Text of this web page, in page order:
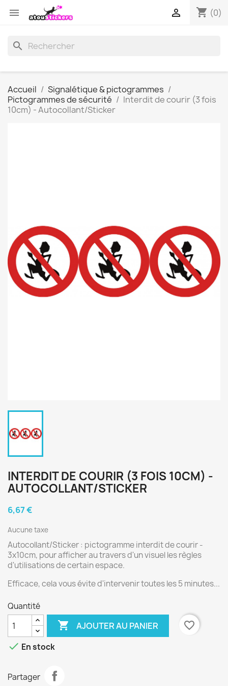
 shopping_cart (0)

search
Accueil
Signalétique & pictogrammes
Pictogrammes de sécurité
Interdit de courir (3 fois
10cm) - Autocollant/Sticker
INTERDIT DE COURIR (3 FOIS 10CM) -
AUTOCOLLANT/STICKER
6,67 €
Aucune taxe
Autocollant/Sticker : pictogramme interdit de courir -
3x10cm, pour afficher au travers d'un visuel les règles
d'utilisations de certain espace.
Efficace, cela vous évite d'intervenir toutes les 5 minutes...
Quantité
 AJOUTER AU PANIER
favorite_border
 En stock
Partager